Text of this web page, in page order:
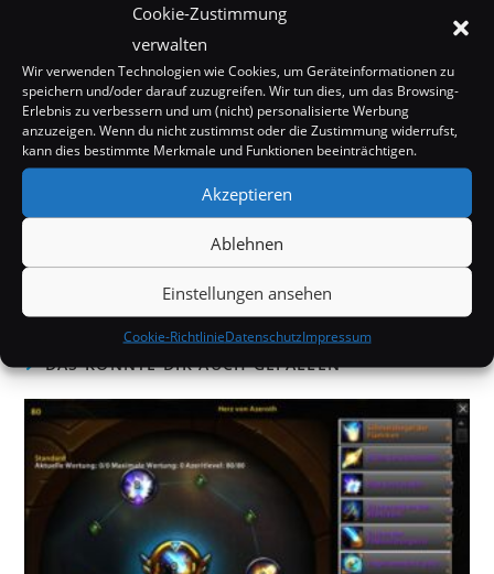
Cookie-Zustimmung
verwalten
Wir verwenden Technologien wie Cookies, um Geräteinformationen zu
speichern und/oder darauf zuzugreifen. Wir tun dies, um das Browsing-
Erlebnis zu verbessern und um (nicht) personalisierte Werbung
anzuzeigen. Wenn du nicht zustimmst oder die Zustimmung widerrufst,
kann dies bestimmte Merkmale und Funktionen beeinträchtigen.
Akzeptieren
Ablehnen
Einstellungen ansehen
Cookie-RichtlinieDatenschutzImpressum
ECHOS VON NY'ALOTHA
MUTTER, VERDERBNIS
Weitere
Artikel
Vorheriger Beitrag
Corruptions kann man bald kaufen / Legendären
Umhang leveln vereinfacht
Corruptions kaufen: Angebot bei MUTTER ab 27.05.
DAS KÖNNTE DIR AUCH GEFALLEN